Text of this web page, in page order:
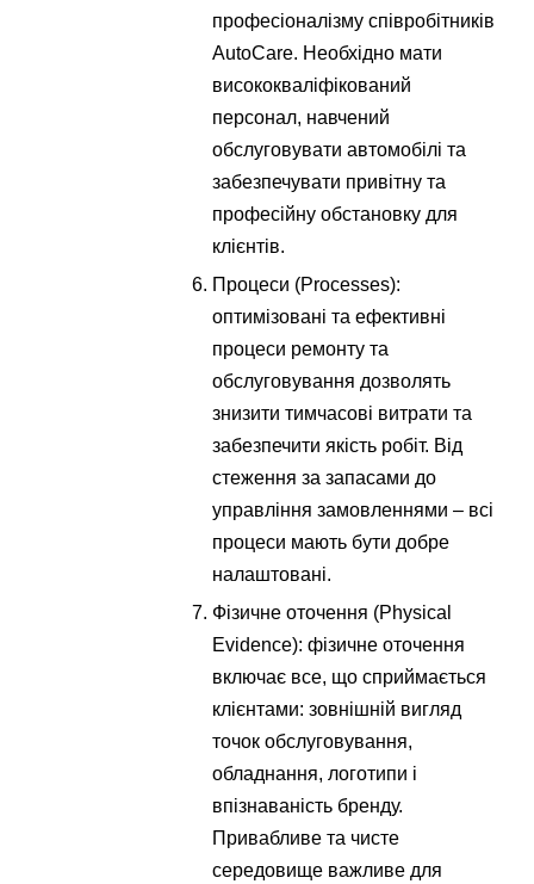
професіоналізму співробітників
AutoCare. Необхідно мати
висококваліфікований
персонал, навчений
обслуговувати автомобілі та
забезпечувати привітну та
професійну обстановку для
клієнтів.
Процеси (Processes):
оптимізовані та ефективні
процеси ремонту та
обслуговування дозволять
знизити тимчасові витрати та
забезпечити якість робіт. Від
стеження за запасами до
управління замовленнями – всі
процеси мають бути добре
налаштовані.
Фізичне оточення (Physical
Evidence): фізичне оточення
включає все, що сприймається
клієнтами: зовнішній вигляд
точок обслуговування,
обладнання, логотипи і
впізнаваність бренду.
Привабливе та чисте
середовище важливе для